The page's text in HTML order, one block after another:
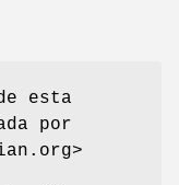
esta
por